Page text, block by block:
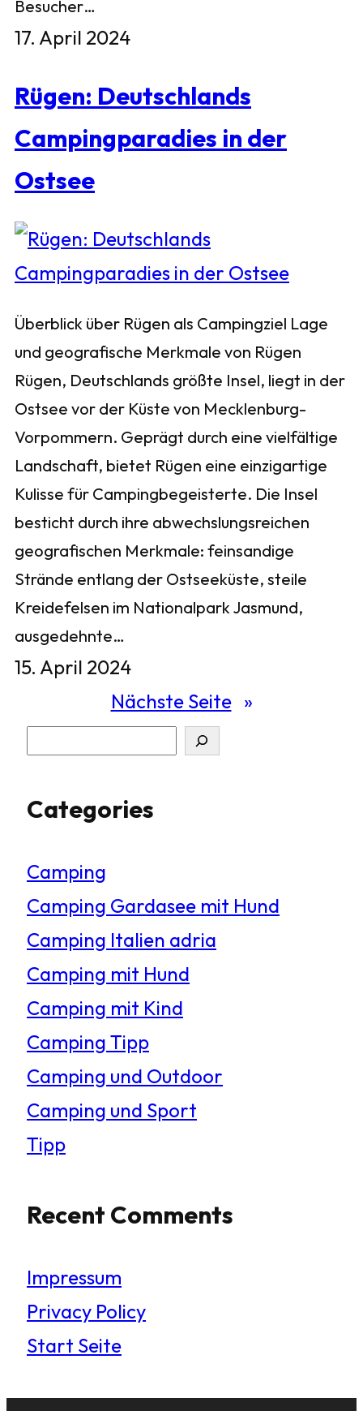
Besucher…
17. April 2024
Rügen: Deutschlands
Campingparadies in der
Ostsee
Überblick über Rügen als Campingziel Lage
und geografische Merkmale von Rügen
Rügen, Deutschlands größte Insel, liegt in der
Ostsee vor der Küste von Mecklenburg-
Vorpommern. Geprägt durch eine vielfältige
Landschaft, bietet Rügen eine einzigartige
Kulisse für Campingbegeisterte. Die Insel
besticht durch ihre abwechslungsreichen
geografischen Merkmale: feinsandige
Strände entlang der Ostseeküste, steile
Kreidefelsen im Nationalpark Jasmund,
ausgedehnte…
15. April 2024
Nächste Seite »
c
e
n
Categories
Camping
Camping Gardasee mit Hund
Camping Italien adria
Camping mit Hund
Camping mit Kind
Camping Tipp
Camping und Outdoor
Camping und Sport
Tipp
Recent Comments
Impressum
Privacy Policy
Start Seite